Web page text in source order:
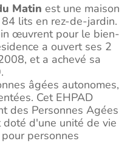
Matin est une maison
lits en rez-de-jardin.
œuvrent pour le bien-
a ouvert ses 2
et a achevé sa
âgées autonomes,
Cet EHPAD
des Personnes Agées
d'une unité de vie
personnes